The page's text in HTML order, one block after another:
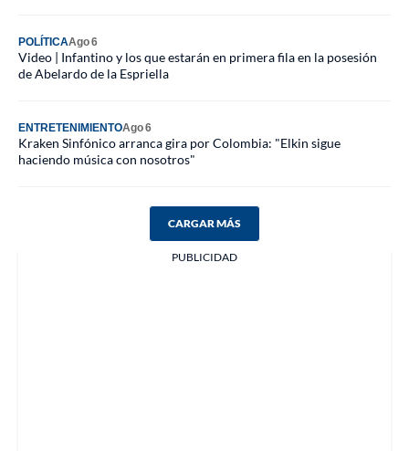
POLÍTICAAgo 6
Video | Infantino y los que estarán en primera fila en la posesión
de Abelardo de la Espriella
ENTRETENIMIENTOAgo 6
Kraken Sinfónico arranca gira por Colombia: "Elkin sigue
haciendo música con nosotros"
CARGAR MÁS
PUBLICIDAD